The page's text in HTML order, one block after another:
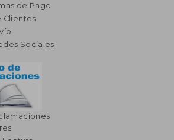
de Pago
Clientes
Sociales